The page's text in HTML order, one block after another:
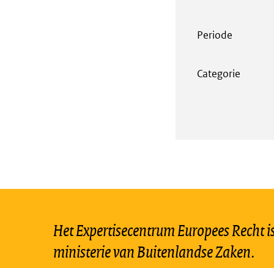
Periode
Categorie
Het Expertisecentrum Europees Recht
ministerie van Buitenlandse Zaken.